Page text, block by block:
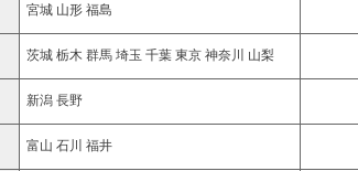
宮城 山形 福島
茨城 栃木 群馬 埼玉 千葉 東京 神奈川 山梨
新潟 長野
富山 石川 福井